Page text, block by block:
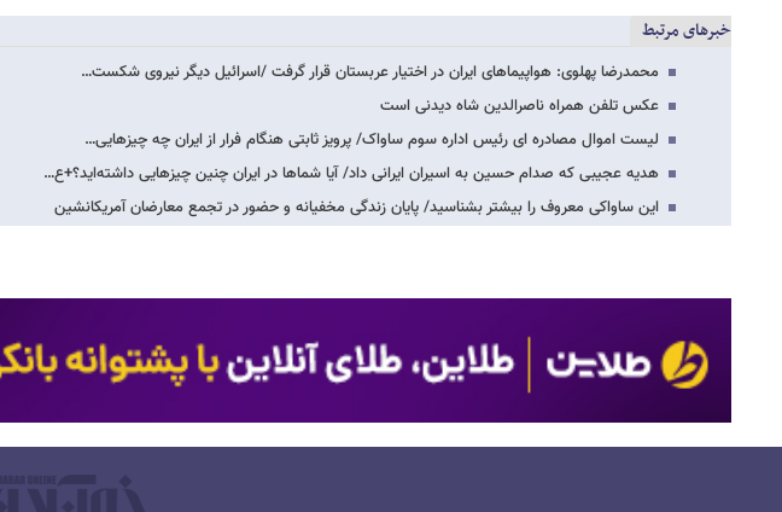
خبرهای مرتبط
محمدرضا پهلوی: هواپیماهای ایران در اختیار عربستان قرار گرفت /اسرائیل دیگر نیروی شکست…
عکس تلفن همراه ناصرالدین شاه دیدنی است
لیست اموال مصادره ای رئیس اداره سوم ساواک/ پرویز ثابتی هنگام فرار از ایران چه چیزهایی…
هدیه عجیبی که صدام حسین به اسیران ایرانی داد/ آیا شماها در ایران چنین چیزهایی داشته‌اید؟+ع…
این ساواکی معروف را بیشتر بشناسید/ پایان زندگی مخفیانه و حضور در تجمع معارضان آمریکانشین